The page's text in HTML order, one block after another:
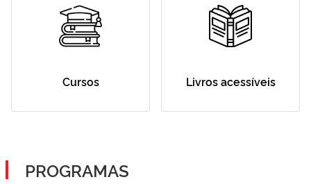
Cursos Livros acessíveis
PROGRAMAS